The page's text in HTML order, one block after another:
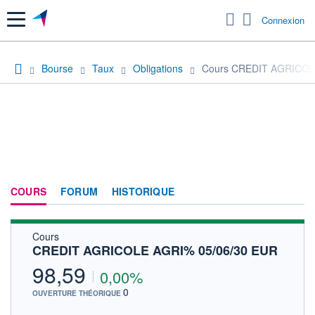
Menu Connexion
Bourse Taux Obligations Cours CREDIT
COURS FORUM HISTORIQUE
Cours
CREDIT AGRICOLE AGRI% 05/06/30 EUR
98,59 0,00%
OUVERTURE THÉORIQUE 0